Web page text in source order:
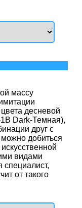
массу
десневой
Dark-Темная),
друг с
добиться
видами
специалист,
от такого